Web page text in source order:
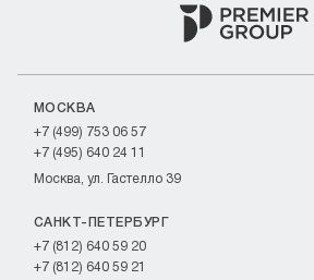
МОСКВА
+7 (499) 753 06 57
+7 (495) 640 24 11
Москва, ул. Гастелло 39
САНКТ-ПЕТЕРБУРГ
+7 (812) 640 59 20
+7 (812) 640 59 21